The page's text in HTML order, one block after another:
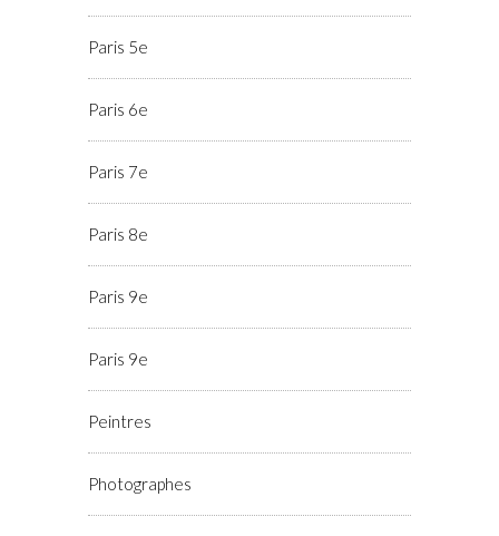
Paris 5e
Paris 6e
Paris 7e
Paris 8e
Paris 9e
Paris 9e
Peintres
Photographes